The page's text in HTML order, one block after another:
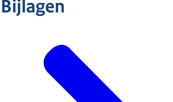
Bijlagen